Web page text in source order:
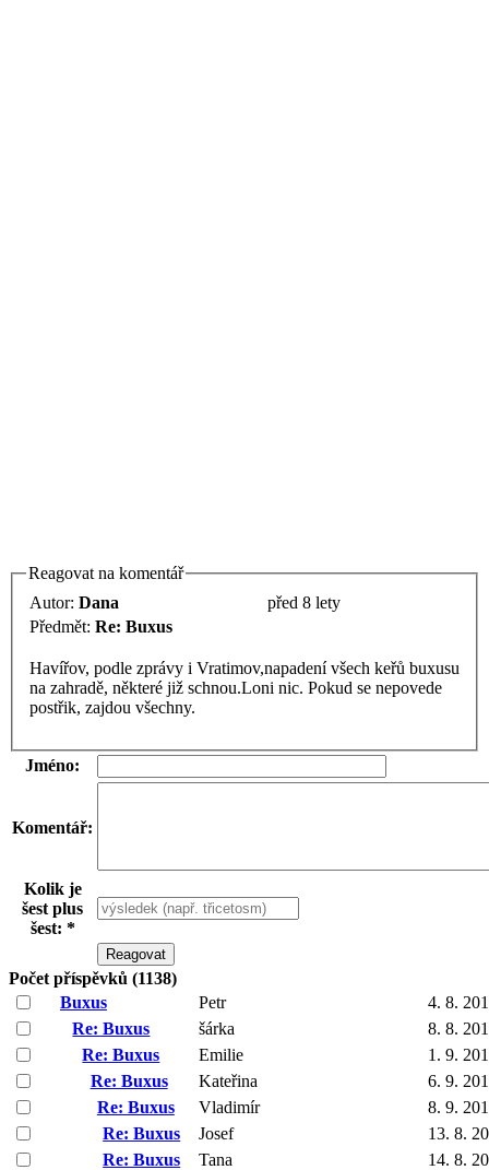
Reagovat na komentář
Autor: Dana
před 8 lety
Předmět: Re: Buxus
Havířov, podle zprávy i Vratimov,napadení všech keřů buxusu
na zahradě, některé již schnou.Loni nic. Pokud se nepovede
postřik, zajdou všechny.
Jméno:
Komentář:
Kolik je
šest plus
šest: *
Počet příspěvků (1138)
Buxus
Petr
4. 8.
Re: Buxus
šárka
8. 8.
Re: Buxus
Emilie
1. 9.
Re: Buxus
Kateřina
6. 9.
Re: Buxus
Vladimír
8. 9.
Re: Buxus
Josef
13. 8.
Re: Buxus
Tana
14. 8.